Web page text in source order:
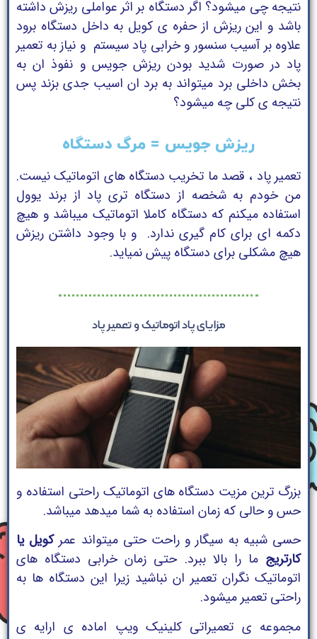
نتیجه چی میشود؟ اگر دستگاه بر اثر عواملی ریزش داشته
باشد و این ریزش از حفره ی کویل به داخل دستگاه برود
علاوه بر آسیب سنسور و خرابی پاد سیستم و نیاز به تعمیر
پاد در صورت شدید بودن ریزش جویس و نفوذ ان به
بخش داخلی برد میتواند به برد ان اسیب جدی بزند پس
نتیجه ی کلی چه میشود؟
ریزش جویس = مرگ دستگاه
تعمیر پاد ، قصد ما تخریب دستگاه های اتوماتیک نیست.
من خودم به شخصه از دستگاه تری پاد از برند یوول
استفاده میکنم که دستگاه کاملا اتوماتیک میباشد و هیچ
دکمه ای برای کام گیری ندارد. و با وجود داشتن ریزش
هیچ مشکلی برای دستگاه پیش نمیاید.
مزایای پاد اتوماتیک و تعمیر پاد
بزرگ ترین مزیت دستگاه های اتوماتیک راحتی استفاده و
حس و حالی که زمان استفاده به شما میدهد میباشد.
حسی شبیه به سیگار و راحت حتی میتواند عمرکویل یا
کارتریج ما را بالا ببرد. حتی زمان خرابی دستگاه های
اتوماتیک نگران تعمیر ان نباشید زیرا این دستگاه ها به
راحتی تعمیر میشود.
مجموعه ی تعمیراتی کلینیک ویپ اماده ی ارایه ی